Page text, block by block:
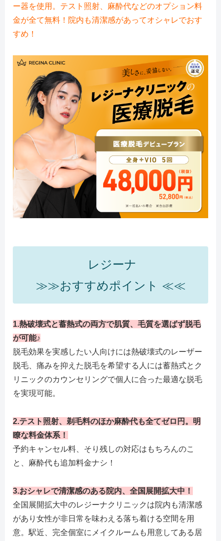
ー器を使用。テスト照射、麻酔代などのオプション料
金が全て無料！院内も清潔感があってオシャレでおす
すめ！
レジーナ
≫≫おすすめポイント ≪≪
1.熱破壊式と蓄熱式の両方で肌質、毛質を選ばず脱毛
が可能♪
脱毛効果を実感したい人向けには熱破壊式のレーザー
脱毛、痛みを抑えた脱毛を希望する人には蓄熱式とク
リニックのカウンセリングで個人に合った最適な脱毛
を実現可能。
2.テスト照射、剃毛料のほか麻酔代も全てゼロ円。明
瞭な料金体系！
予約キャンセル料、そり残しの対応はもちろんのこ
と、麻酔代も追加料金ナシ！
3.おシャレで清潔感のある院内、全国展開拡大中！
全国展開拡大中のレジーナクリニックは院内も清潔感
があり女性が非日常を味わえる落ち着ける空間を用
意。駅近、完全個室にメイクルームも用意してある居